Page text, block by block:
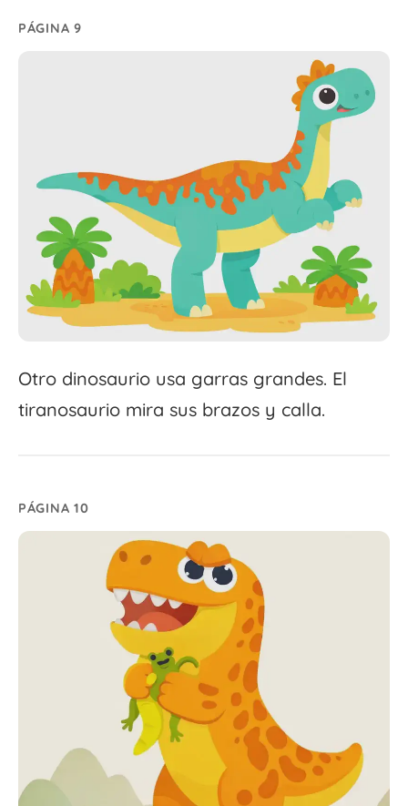
PÁGINA 9
Otro dinosaurio usa garras grandes. El
tiranosaurio mira sus brazos y calla.
PÁGINA 10